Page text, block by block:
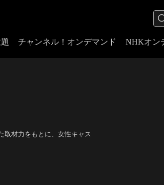
チャンネル！オンデマンド NHKオン
取材力をもとに、女性キャス